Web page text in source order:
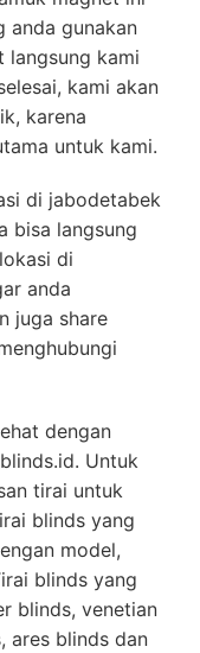
anda gunakan
langsung kami
kami akan
karena
untuk kami.
di jabodetabek
bisa langsung
di
anda
juga share
dengan
Untuk
tirai untuk
blinds yang
model,
blinds yang
blinds, venetian
ares blinds dan